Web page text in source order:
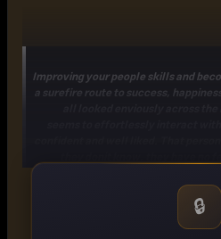
Improving your people skills and
a surefire route to success,
How to Talk to
exactly how to develop better
results. With Mark Rhodes sound
🔒